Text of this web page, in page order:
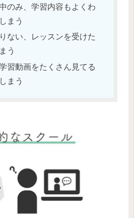
のみ、学習内容もよくわ
まう
ない、レッスンを受けた
う
習動画をたくさん見てる
まう